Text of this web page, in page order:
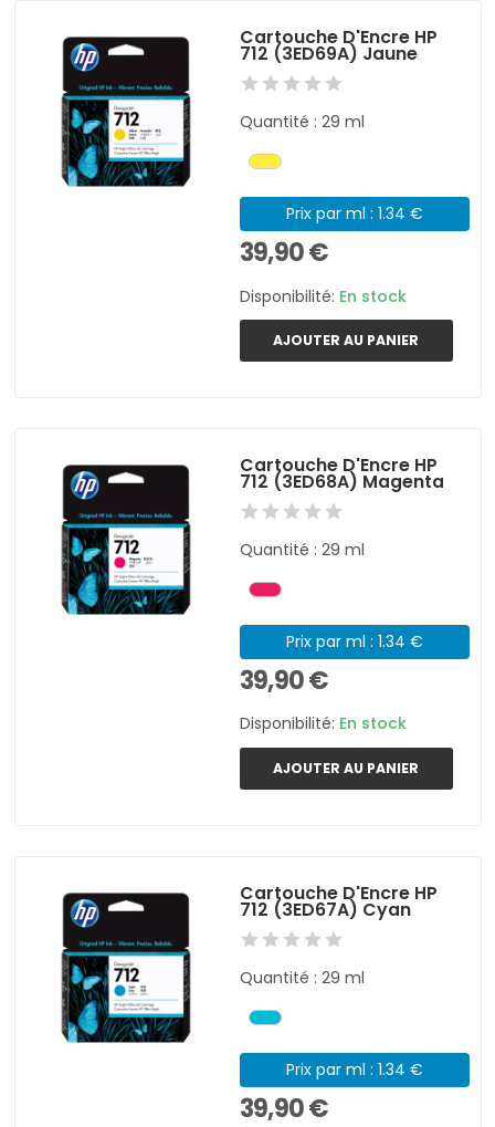
Cartouche D'Encre HP
712 (3ED69A) Jaune
Quantité : 29 ml
Prix par ml : 1.34 €
39,90 €
Disponibilité: En stock
AJOUTER AU PANIER
Cartouche D'Encre HP
712 (3ED68A) Magenta
Quantité : 29 ml
Prix par ml : 1.34 €
39,90 €
Disponibilité: En stock
AJOUTER AU PANIER
Cartouche D'Encre HP
712 (3ED67A) Cyan
Quantité : 29 ml
Prix par ml : 1.34 €
39,90 €